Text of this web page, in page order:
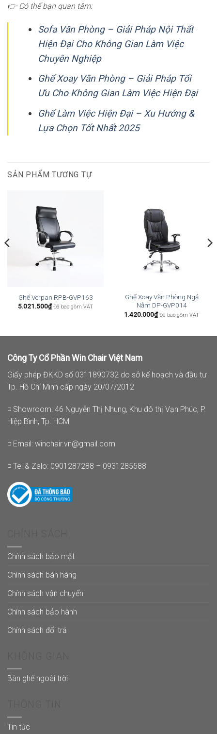
👉 Có thể bạn quan tâm:
Sofa Văn Phòng – Giải Pháp Nội Thất
Hiện Đại Cho Không Gian Làm Việc
Chuyên Nghiệp
Ghế Xoay Văn Phòng – Giải Pháp Tối
Ưu Cho Không Gian Làm Việc Hiện Đại
Ghế Làm Việc Hiện Đại – Xu Hướng &
Lựa Chọn Tốt Nhất 2025
SẢN PHẨM TƯƠNG TỰ
Ghế Verpan RPB-GVP163
5.021.500₫ Đã bao gồm VAT
Ghế Xoay Văn Phòng Ngả
Nằm DP-GVP014
1.420.000₫ Đã bao gồm VAT
Công Ty Cổ Phần Win Chair Việt Nam
Giấy phép ĐKKD số 0311890732 do sở kế hoạch và đầu tư
Tp. Hồ Chí Minh cấp ngày 20/07/2012
◽ Showroom: 46 Nguyễn Thị Nhung, Khu đô thị Vạn Phúc, P.
Hiệp Bình, Tp. HCM
◽ Email: winchair.vn@gmail.com
◽ Tel & Zalo: 0901287288 – 0931285588
Chính sách bảo mật
Chính sách bán hàng
Chính sách vận chuyển
Chính sách bảo hành
Chính sách đổi trả
Bàn ghế ngoài trời
Tin tức